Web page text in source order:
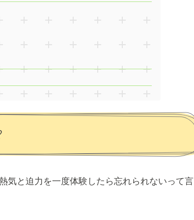
気と迫力を一度体験したら忘れられないって言